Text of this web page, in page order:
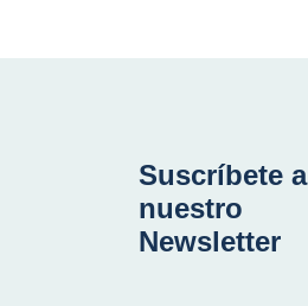
Suscríbete a
nuestro
Newsletter